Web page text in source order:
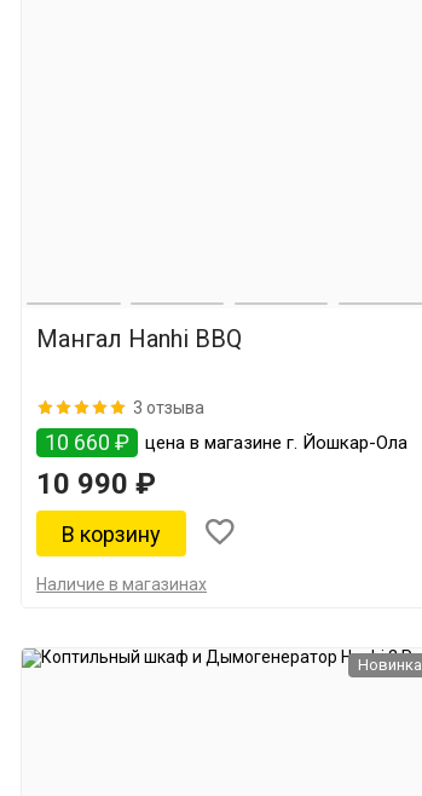
Мангал Hanhi BBQ
3 отзыва
10 660 ₽ цена в магазине г. Йошкар-Ола
10 990 ₽
Наличие в магазинах
Новинка